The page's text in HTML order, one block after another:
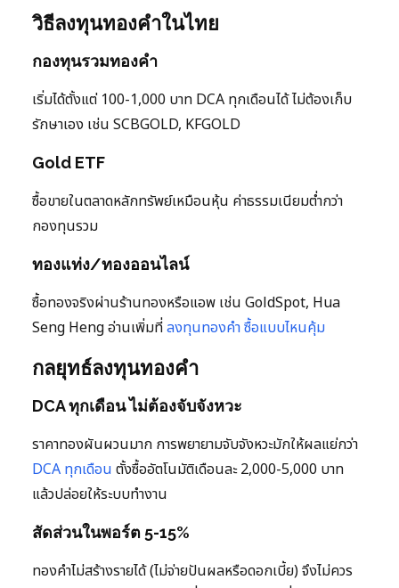
วิธีลงทุนทองคำในไทย
กองทุนรวมทองคำ
เริ่มได้ตั้งแต่ 100-1,000 บาท DCA ทุกเดือนได้ ไม่ต้องเก็บ
รักษาเอง เช่น SCBGOLD, KFGOLD
Gold ETF
ซื้อขายในตลาดหลักทรัพย์เหมือนหุ้น ค่าธรรมเนียมต่ำกว่า
กองทุนรวม
ทองแท่ง/ทองออนไลน์
ซื้อทองจริงผ่านร้านทองหรือแอพ เช่น GoldSpot, Hua
Seng Heng อ่านเพิ่มที่ลงทุนทองคำ ซื้อแบบไหนคุ้ม
กลยุทธ์ลงทุนทองคำ
DCA ทุกเดือน ไม่ต้องจับจังหวะ
ราคาทองผันผวนมาก การพยายามจับจังหวะมักให้ผลแย่กว่า
DCA ทุกเดือน ตั้งซื้ออัตโนมัติเดือนละ 2,000-5,000 บาท
แล้วปล่อยให้ระบบทำงาน
สัดส่วนในพอร์ต 5-15%
ทองคำไม่สร้างรายได้ (ไม่จ่ายปันผลหรือดอกเบี้ย) จึงไม่ควร